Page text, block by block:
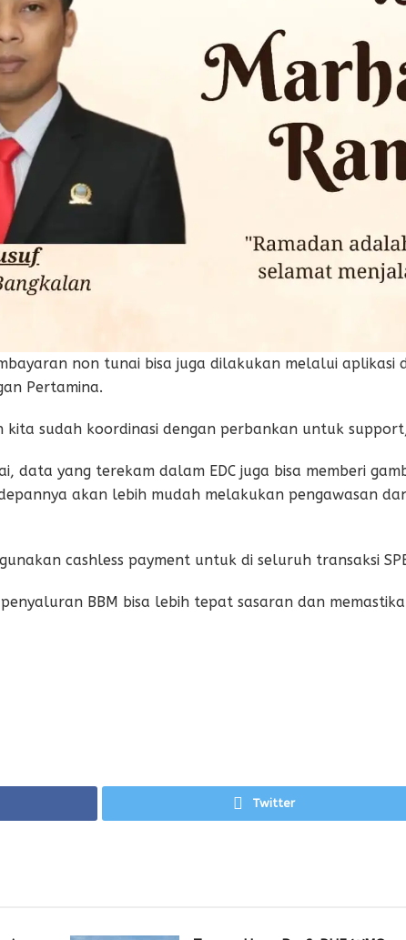
non tunai bisa juga dilakukan melalui aplikasi
Pertamina.
kita sudah koordinasi dengan perbankan untuk
data yang terekam dalam EDC juga bisa memberi
akan lebih mudah melakukan pengawasan
cashless payment untuk di seluruh transaksi
BBM bisa lebih tepat sasaran dan
Twitter